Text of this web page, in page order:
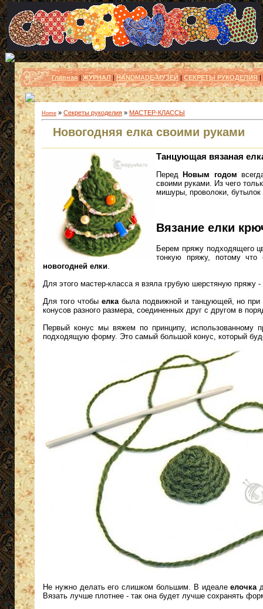
Главная| ЖУРНАЛ|HANDMADE-МУЗЕЙ| СЕКРЕТЫ РУКОДЕЛИЯ|
Home» Секреты рукоделия» МАСТЕР-КЛАССЫ
Новогодняя елка своими руками
Танцующая вязаная
ПередНовым годом
своими руками. Из чего
мишуры, проволоки,
Вязание елки
Берем пряжу подходящего
тонкую пряжу, потому что
новогодней елки.
Для этого мастер-класса я взяла грубую шерстяную пряжу
Для того чтобы елкабыла подвижной и танцующей, но при
конусов разного размера, соединенных друг с другом в
Первый конус мы вяжем по принципу, использованному
подходящую форму. Это самый большой конус, который
Не нужно делать его слишком большим. В идеалеелочка
Вязать лучше плотнее - так она будет лучше сохранять